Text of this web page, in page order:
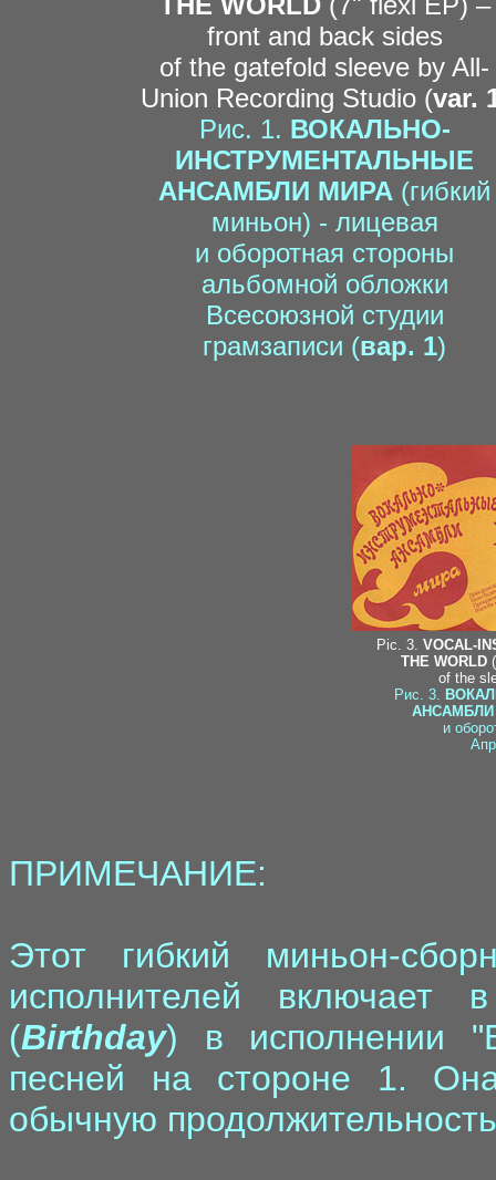
front and back sides
of the gatefold sleeve by All-
Union Recording Studio (var.
Рис. 1. ВОКАЛЬНО-
ИНСТРУМЕНТАЛЬНЫЕ
АНСАМБЛИ МИРА (гибкий
миньон) - лицевая
и оборотная стороны
альбомной обложки
Всесоюзной студии
грамзаписи (вар. 1)
Pic. 3. VOCAL-
THE WORLD
of the
Рис. 3.
и
ПРИМЕЧАНИЕ:
Этот гибкий миньон-
исполнителей
(Birthday) в исполнении
песней на стороне 1.
обычную